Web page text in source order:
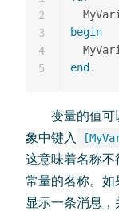
begin
end.
2
3
4
5
变量的值可
象中键入
这意味着名称
常量的名称。
显示一条消息，